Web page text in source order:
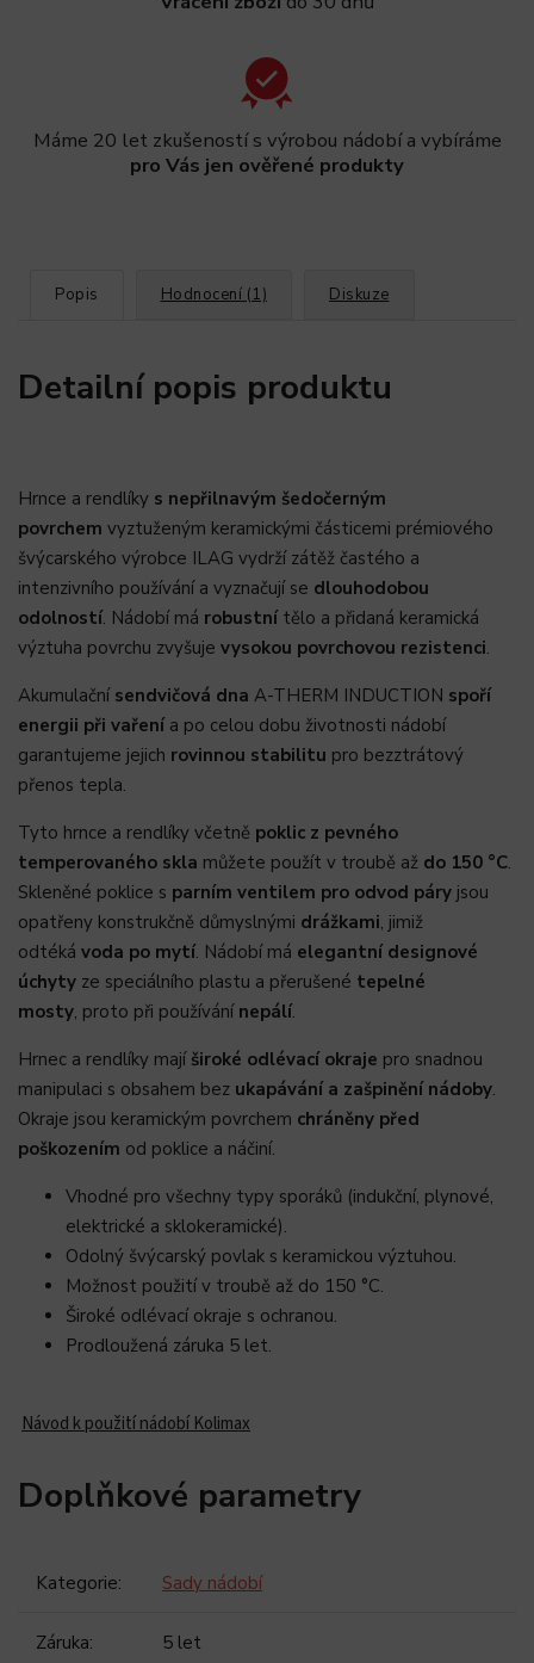
Máme 20 let zkušeností s výrobou nádobí a vybíráme
pro Vás jen ověřené produkty
Popis Hodnocení (1) Diskuze
Detailní popis produktu
Hrnce a rendlíky s nepřilnavým šedočerným
povrchem vyztuženým keramickými částicemi prémiového
švýcarského výrobce ILAG vydrží zátěž častého a
intenzivního používání a vyznačují se dlouhodobou
odolností. Nádobí má robustnítělo a přidaná keramická
výztuha povrchu zvyšuje vysokou povrchovou rezistenci.
Akumulační sendvičová dna A-THERM INDUCTION spoří
energii při vařenía po celou dobu životnosti nádobí
garantujeme jejich rovinnou stabilitu pro bezztrátový
přenos tepla.
Tyto hrnce a rendlíky včetně poklic z pevného
temperovaného skla můžete použít v troubě až do 150 °C.
Skleněné poklice s parním ventilem pro odvod páry jsou
opatřeny konstrukčně důmyslnými drážkami, jimiž
odtéká voda po mytí. Nádobí má elegantní designové
úchyty ze speciálního plastu a přerušené tepelné
mosty, proto při používání nepálí.
Hrnec a rendlíky mají široké odlévací okraje pro snadnou
manipulaci s obsahem bez ukapávání a zašpinění nádoby.
Okraje jsou keramickým povrchem chráněny před
poškozením od poklice a náčiní.
Vhodné pro všechny typy sporáků (indukční, plynové,
elektrické a sklokeramické).
Odolný švýcarský povlak s keramickou výztuhou.
Možnost použití v troubě až do 150 °C.
Široké odlévací okraje s ochranou.
Prodloužená záruka 5 let.
Návod k použití nádobí Kolimax
Doplňkové parametry
Kategorie: Sady nádobí
Záruka: 5 let